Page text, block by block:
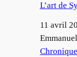
L’art de
Date
11 avril
Auteur
Par